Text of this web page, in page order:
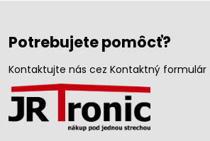
Potrebujete pomôcť?
Kontaktujte nás cez Kontaktný formulár